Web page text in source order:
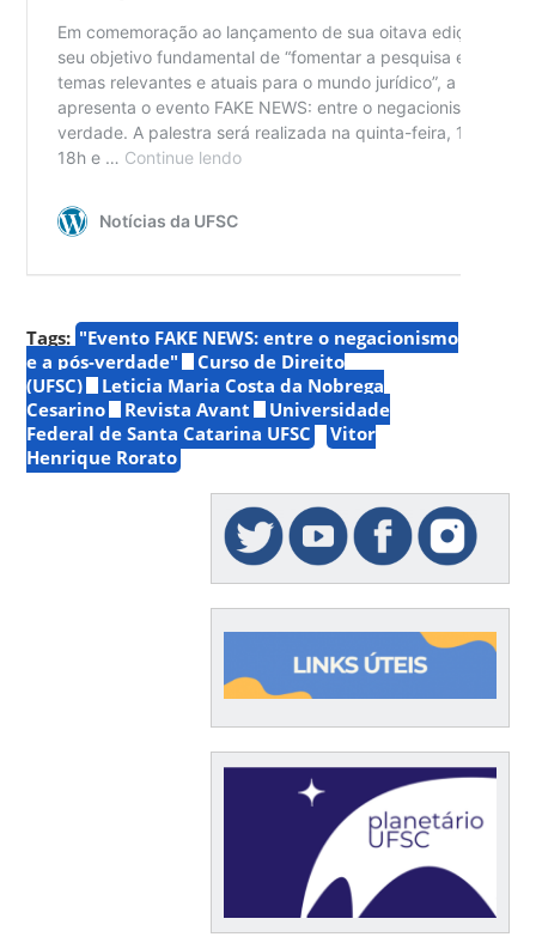
Tags: "Evento FAKE NEWS: entre o negacionismo
e a pós-verdade"
Curso de Direito
(UFSC)
Leticia Maria Costa da Nobrega
Cesarino
Revista Avant
Universidade
Federal de Santa Catarina UFSC
Vitor
Henrique Rorato